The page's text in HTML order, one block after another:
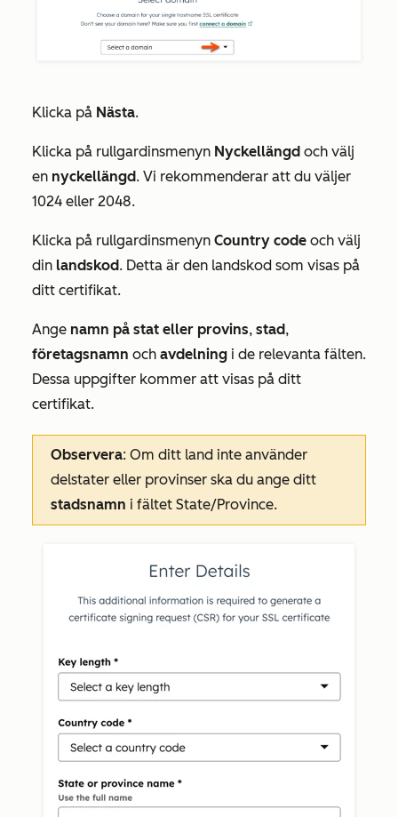
Klicka på Nästa.
Klicka på rullgardinsmenyn Nyckellängd och välj
en nyckellängd. Vi rekommenderar att du väljer
1024 eller 2048.
Klicka på rullgardinsmenyn Country code och välj
din landskod. Detta är den landskod som visas på
ditt certifikat.
Ange namn på stat eller provins, stad,
företagsnamn och avdelning i de relevanta fälten.
Dessa uppgifter kommer att visas på ditt
certifikat.
Observera: Om ditt land inte använder
delstater eller provinser ska du ange ditt
stadsnamn i fältet State/Province.